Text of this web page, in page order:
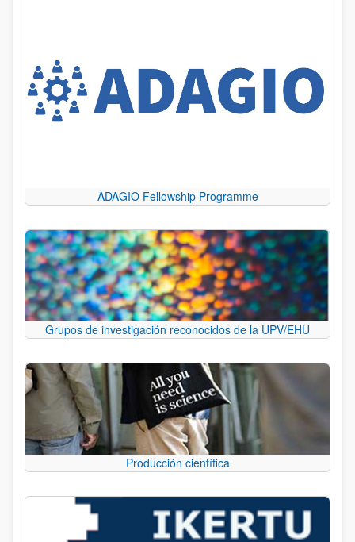
ADAGIO Fellowship Programme
Grupos de investigación reconocidos de la UPV/EHU
Producción científica